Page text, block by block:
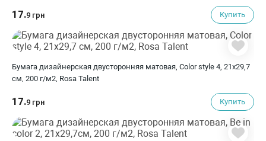
17.9 грн Купить
Бумага дизайнерская двусторонняя матовая, Color style 4, 21х29,7
см, 200 г/м2, Rosa Talent
17.9 грн Купить